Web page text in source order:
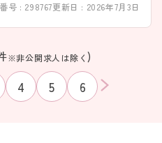
号 : 298767更新日 : 2026年7月3日
※非公開求人は除く )
4 5 6